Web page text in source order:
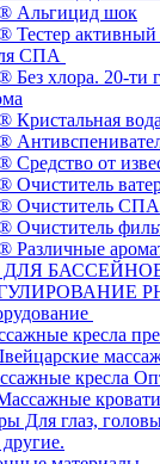
Альгицид шок
Тестер
СПА
Без хлора. 20-ти
Кристальная
Средство от
Очиститель
Очиститель СПА
Очиститель
Различные
кресла
кресла
Для глаз,